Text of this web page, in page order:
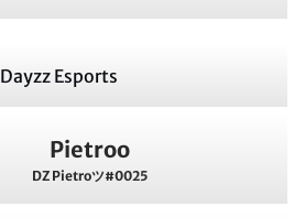
Dayzz Esports
Pietroo
DZ Pietroツ#0025